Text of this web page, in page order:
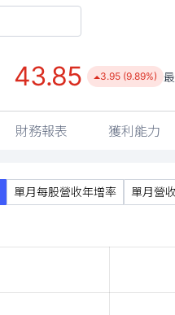
43.85 3.95 (9.89%)
財務報表 獲利能力
單月每股營收年增率 單月營